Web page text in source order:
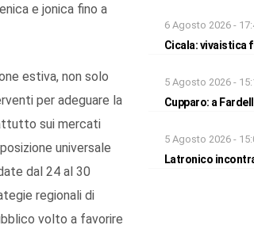
e jonica fino a
estiva, non solo
per adeguare la
sui mercati
universale
dal 24 al 30
regionali di
volto a favorire
6 Agosto 2026 -
Cicala: vivaistica
5 Agosto 2026 -
Cupparo: a
5 Agosto 2026 -
Latronico